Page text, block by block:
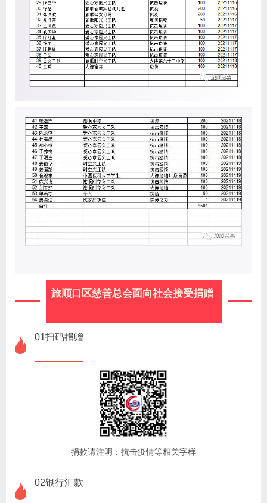
旅顺口区慈善总会面向社会接受捐赠
01扫码捐赠
捐款请注明：抗击疫情等相关字样
02银行汇款